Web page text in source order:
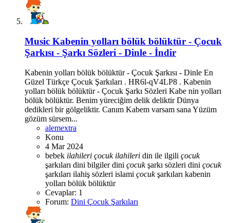
Music Kabenin yolları bölük bölüktür - Çocuk
Şarkısı - Şarkı Sözleri - Dinle - İndir
Kabenin yolları bölük bölüktür - Çocuk Şarkısı - Dinle En
Güzel Türkçe Çocuk Şarkıları . HR6l-qV4LP8 . Kabenin
yolları bölük bölüktür - Çocuk Şarkı Sözleri Kabe nin yolları
bölük bölüktür. Benim yüreciğim delik deliktir Dünya
dedikleri bir gölgeliktir. Canım Kabem varsam sana Yüzüm
gözüm sürsem...
alemextra
Konu
4 Mar 2024
bebek ilahileri çocuk ilahileri din ile ilgili çocuk
şarkıları dini bilgilerdini çocukşarkı sözleri dini çocuk
şarkıları ilahiş sözleri islami çocukşarkıları kabenin
yolları bölük bölüktür
Cevaplar: 1
Forum: Dini Çocuk Şarkıları